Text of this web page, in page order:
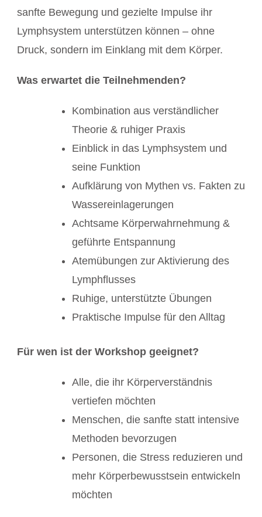
sanfte Bewegung und gezielte Impulse ihr
Lymphsystem unterstützen können – ohne
Druck, sondern im Einklang mit dem Körper.
Was erwartet die Teilnehmenden?
Kombination aus verständlicher
Theorie & ruhiger Praxis
Einblick in das Lymphsystem und
seine Funktion
Aufklärung von Mythen vs. Fakten zu
Wassereinlagerungen
Achtsame Körperwahrnehmung &
geführte Entspannung
Atemübungen zur Aktivierung des
Lymphflusses
Ruhige, unterstützte Übungen
Praktische Impulse für den Alltag
Für wen ist der Workshop geeignet?
Alle, die ihr Körperverständnis
vertiefen möchten
Menschen, die sanfte statt intensive
Methoden bevorzugen
Personen, die Stress reduzieren und
mehr Körperbewusstsein entwickeln
möchten